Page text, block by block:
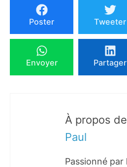
Poster Tweeter
Envoyer Partager
À propos de
Paul
Passionné